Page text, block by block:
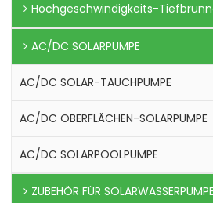
Hochgeschwindigkeits-
AC/DC SOLARPUMPE
AC/DC SOLAR-TAUCHPUMPE
AC/DC OBERFLÄCHEN-SOLARPUMPE
AC/DC SOLARPOOLPUMPE
ZUBEHÖR FÜR